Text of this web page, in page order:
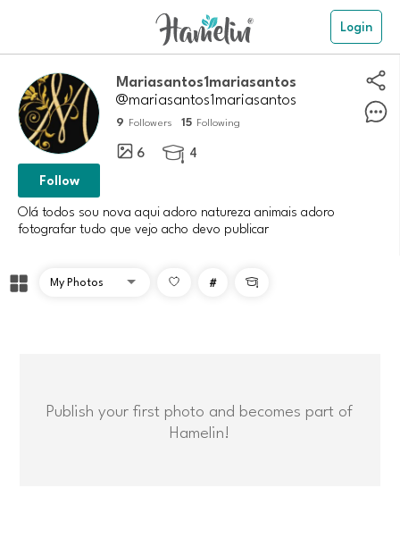
Login
Mariasantos1mariasantos
@mariasantos1mariasantos
9 Followers 15 Following
6  4
Follow
Olá todos sou nova aqui adoro natureza animais adoro
fotografar tudo que vejo acho devo publicar
# 
Publish your first photo and becomes part of
Hamelin!